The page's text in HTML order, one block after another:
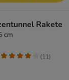
Rakete
cm
(11)